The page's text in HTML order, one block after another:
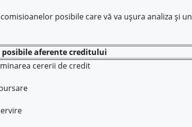
posibile care vă va ușura analiza și
aferente creditului
cererii de credit